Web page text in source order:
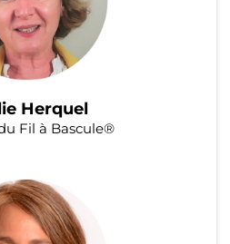
Herquel
Fil à Bascule®